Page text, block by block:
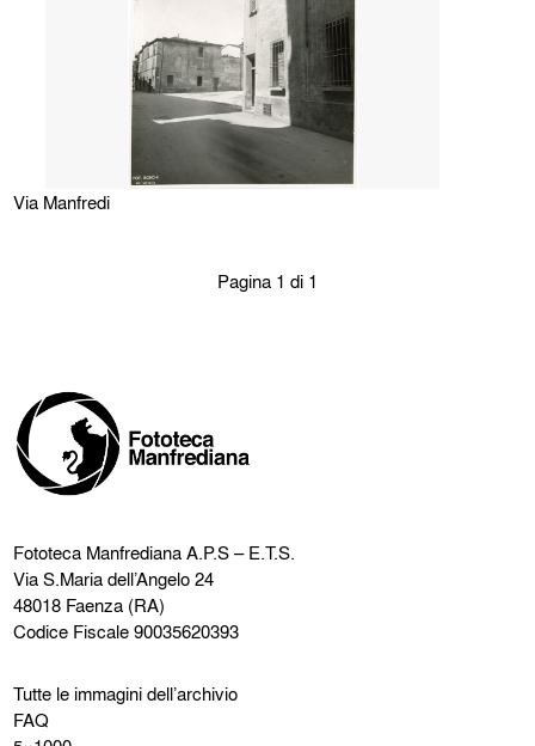
Via Manfredi
Pagina 1 di 1
Fototeca ManfredianaA.P.S – E.T.S.
Via S.Maria dell’Angelo 24
48018 Faenza (RA)
Codice Fiscale 90035620393
Tutte le immagini dell’archivio
FAQ